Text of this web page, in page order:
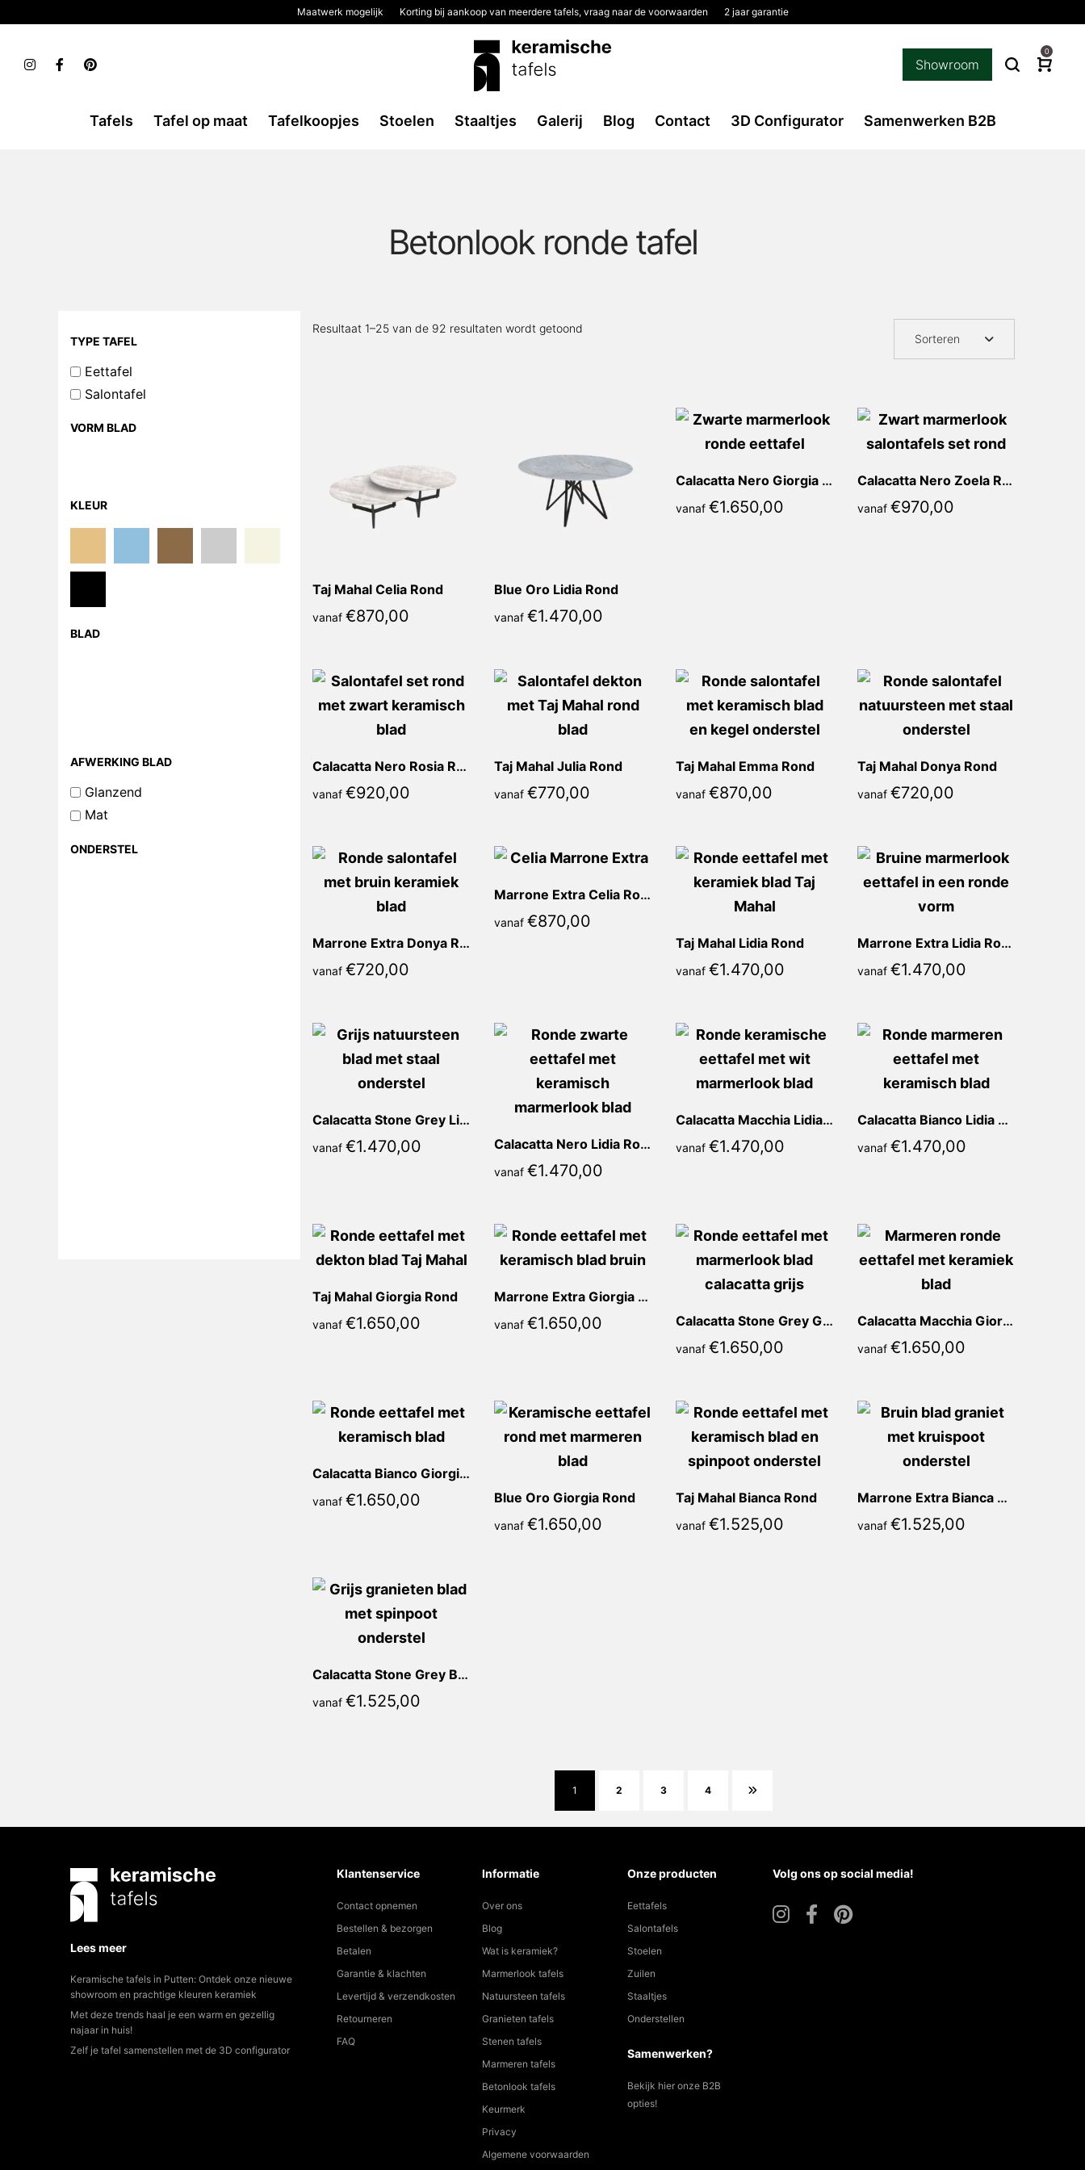
Maatwerk mogelijk Korting bij aankoop van meerdere tafels, vraag naar de voorwaarden 2 jaar garantie
Showroom
0
Tafels Tafel op maat Tafelkoopjes Stoelen Staaltjes Galerij Blog Contact 3D Configurator Samenwerken B2B
Betonlook ronde tafel
Resultaat 1–25 van de 92 resultaten wordt getoond
Sorteren
Taj Mahal Celia Rond
vanaf €870,00
Blue Oro Lidia Rond
vanaf €1.470,00
Calacatta Nero Giorgia Rond
vanaf €1.650,00
Calacatta Nero Zoela Rond
vanaf €970,00
Calacatta Nero Rosia Rond
vanaf €920,00
Taj Mahal Julia Rond
vanaf €770,00
Taj Mahal Emma Rond
vanaf €870,00
Taj Mahal Donya Rond
vanaf €720,00
Marrone Extra Donya Rond
vanaf €720,00
Marrone Extra Celia Rond
vanaf €870,00
Taj Mahal Lidia Rond
vanaf €1.470,00
Marrone Extra Lidia Rond
vanaf €1.470,00
Calacatta Stone Grey Lidia Rond
vanaf €1.470,00 Calacatta Nero Lidia Rond
vanaf €1.470,00
Calacatta Macchia Lidia Rond
vanaf €1.470,00
Calacatta Bianco Lidia Rond
vanaf €1.470,00
Taj Mahal Giorgia Rond
vanaf €1.650,00
Marrone Extra Giorgia Rond
vanaf €1.650,00 Calacatta Stone Grey Giorgia Rond
vanaf €1.650,00
Calacatta Macchia Giorgia Rond
vanaf €1.650,00
Calacatta Bianco Giorgia Rond
vanaf €1.650,00 Blue Oro Giorgia Rond
vanaf €1.650,00
Taj Mahal Bianca Rond
vanaf €1.525,00
Marrone Extra Bianca Rond
vanaf €1.525,00
Calacatta Stone Grey Bianca Rond
vanaf €1.525,00
1 2 3 4
TYPE TAFEL
Eettafel
Salontafel
VORM BLAD
KLEUR
BLAD
AFWERKING BLAD
Glanzend
Mat
ONDERSTEL
Lees meer
Keramische tafels in Putten: Ontdek onze nieuwe
showroom en prachtige kleuren keramiek
Met deze trends haal je een warm en gezellig
najaar in huis!
Zelf je tafel samenstellen met de 3D configurator
Klantenservice
Contact opnemen
Bestellen & bezorgen
Betalen
Garantie & klachten
Levertijd & verzendkosten
Retourneren
FAQ
Informatie
Over ons
Blog
Wat is keramiek?
Marmerlook tafels
Natuursteen tafels
Granieten tafels
Stenen tafels
Marmeren tafels
Betonlook tafels
Keurmerk
Privacy
Algemene voorwaarden
Onze producten
Eettafels
Salontafels
Stoelen
Zuilen
Staaltjes
Onderstellen
Samenwerken?
Bekijk hier onze B2B
opties!
Volg ons op social media!